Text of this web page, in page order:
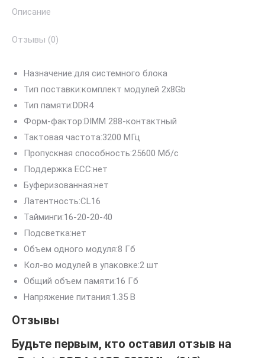
Описание
Отзывы (0)
Назначение:для системного блока
Тип поставки:комплект модулей 2x8Gb
Тип памяти:DDR4
Форм-фактор:DIMM 288-контактный
Тактовая частота:3200 МГц
Пропускная способность:25600 Мб/с
Поддержка ECC:нет
Буферизованная:нет
Латентность:CL16
Тайминги:16-20-20-40
Подсветка:нет
Объем одного модуля:8 Гб
Кол-во модулей в упаковке:2 шт
Общий объем памяти:16 Гб
Напряжение питания:1.35 В
Отзывы
Будьте первым, кто оставил отзыв на